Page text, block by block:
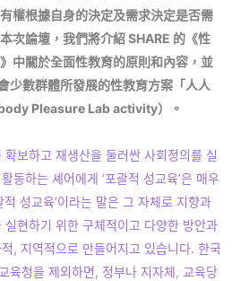
權根據自身的決定及需求決定是否需
次論壇，我們將介紹 SHARE 的《性
中關於全面性教育的原則和內容，並
少數群體所發展的性教育方案「人人
Pleasure Lab activity）。
확보하고 재생산을 둘러싼 사회정의를 실
동하는 셰어에게 ‘포괄적 성교육’은 매우
성교육’이라는 말은 그 자체로 지향과
현하기 위한 구체적이고 다양한 방안과
, 지역적으로 만들어지고 있습니다. 한국
육청을 제외하면, 정부나 지자체, 교육당